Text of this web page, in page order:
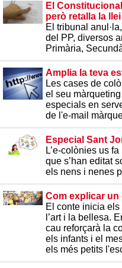
El
però retalla la
El tribunal
del PP, diversos
Primària,
Amplia la teva
Les cases de
el seu
especials en
de l'e-mail
Especial Sant
L’e-colònies us
que s’han editat
els nens i nenes
Com explicar un
El conte inicia
l’art i la bellesa.
cau reforçarà la
els infants i el
els més petits